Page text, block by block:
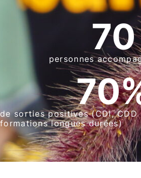
personnes
70
de sorties positives (CDI, CDD
formations longues durées)
70